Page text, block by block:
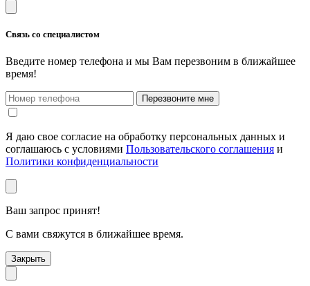
Связь со специалистом
Введите номер телефона и мы Вам перезвоним в ближайшее
время!
Перезвоните мне
Я даю свое согласие на обработку персональных данных и
соглашаюсь с условиями Пользовательского соглашения и
Политики конфиденциальности
Ваш запрос принят!
С вами свяжутся в ближайшее время.
Закрыть